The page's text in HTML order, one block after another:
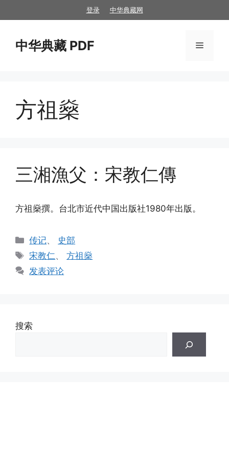
至
登录 中华典藏网
中华典藏 PDF 菜
方祖燊
三湘漁父：宋教仁傳
方祖燊撰。台北市近代中国出版社1980年出版。
分
类
传记、 史部
标
签
宋教仁、方祖燊
发表评论
搜索